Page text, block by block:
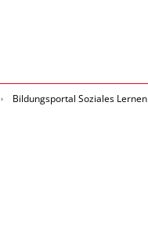
Bildungsportal Soziales Lernen